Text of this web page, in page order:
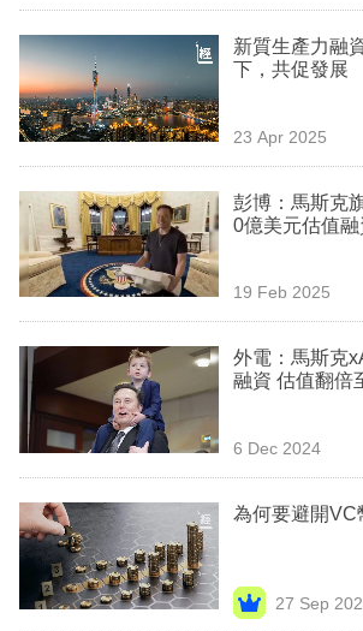
樓
理
商
業
科
技
職
場
生
時
事
新質生產力融
下，共促發展
23 Apr 2025
彭博：馬斯克
0億美元估值融
19 Feb 2025
外電：馬斯克
融資 估值
6 Dec 2024
為何要避開VC
27 Sep